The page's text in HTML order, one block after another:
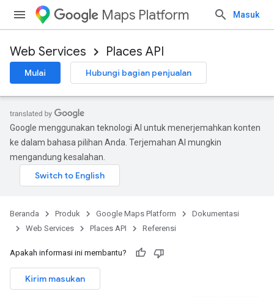
Maps Platform Masuk
Web Services Places API
Mulai Hubungi bagian penjualan
Google menggunakan teknologi AI untuk menerjemahkan konten
ke dalam bahasa pilihan Anda. Terjemahan AI mungkin
mengandung kesalahan.
Beranda Produk Google Maps Platform
Dokumentasi
Web Services
Places API Referensi
Apakah informasi ini membantu?
Kirim masukan